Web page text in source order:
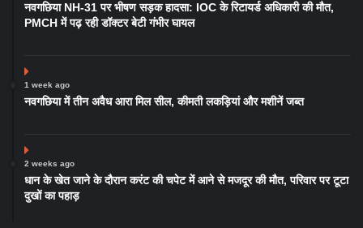
नवगछिया NH-31 पर भीषण सड़क हादसा: IOC के रिटायर्ड अधिकारी की मौत,
PMCH में पढ़ रही डॉक्टर बेटी गंभीर घायल
1 week ago
नवगछिया में तीन अवैध आरा मिल सील, कीमती लकड़ियां और मशीनें जब्त
2 weeks ago
धान के खेत जाने के दौरान करंट की चपेट में आने से मजदूर की मौत, परिवार पर टूटा
दुखों का पहाड़